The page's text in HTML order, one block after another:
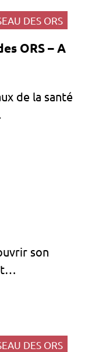
DES ORS
ORS – A
de la santé
son
DES ORS